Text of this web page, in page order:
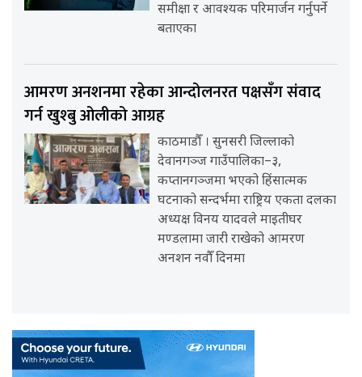
समीक्षा र आवश्यक परिमार्जन गर्नुपर्ने
बताएका
आमरण अनशनमा रहेका आन्दोलनरत पक्षसँग संवाद
गर्न खुश्बु ओलीको आग्रह
काठमाडौँ । सुनसरी जिल्लाको
देवानगञ्ज गाउँपालिका–३,
कप्तानगञ्जमा भएको हिंसात्मक
घटनाको सन्दर्भमा राष्ट्रिय एकता दलका
अध्यक्ष विनय यादवले माइतीघर
मण्डलामा जारी राखेको आमरण
अनशन नवौँ दिनमा